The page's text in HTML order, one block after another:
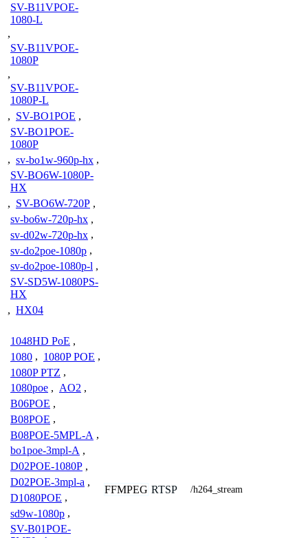
SV-B11VPOE-
1080-L
,
SV-B11VPOE-
1080P
,
SV-B11VPOE-
1080P-L
, SV-BO1POE ,
SV-BO1POE-
1080P
, sv-bo1w-960p-hx ,
SV-BO6W-1080P-
HX
, SV-BO6W-720P ,
sv-bo6w-720p-hx ,
sv-d02w-720p-hx ,
sv-do2poe-1080p ,
sv-do2poe-1080p-l ,
SV-SD5W-1080PS-
HX
, HX04
1048HD PoE ,
1080 , 1080P POE ,
1080P PTZ ,
1080poe , AO2 ,
B06POE ,
B08POE ,
B08POE-5MPL-A ,
bo1poe-3mpl-A ,
D02POE-1080P ,
D02POE-3mpl-a ,
D1080POE ,
sd9w-1080p ,
SV-B01POE-
FFMPEG RTSP /h264_stream